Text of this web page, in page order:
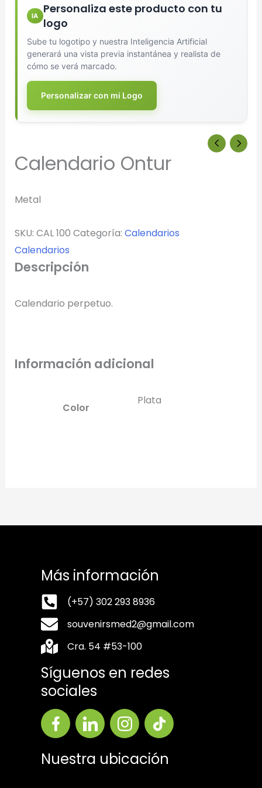
IA
Personaliza este producto con tu
logo
Sube tu logotipo y nuestra Inteligencia Artificial
generará una vista previa instantánea y realista de
cómo se verá marcado.
Personalizar con mi Logo
o haz clic para explorar tus archivos
Formatos: PNG, JPG, SVG (Max. 5MB). Se recomienda fondo
transparente.
Una Tinta
Marcado en un solo color plano (ideal serigrafía/grabado).
Calendario Ontur
Metal
SKU: CAL 100 Categoría: Calendarios
Calendarios
Descripción
Calendario perpetuo.
Información adicional
Color
Plata
Más información
(+57) 302 293 8936
souvenirsmed2@gmail.com
Cra. 54 #53-100
Síguenos en redes
sociales
Nuestra ubicación